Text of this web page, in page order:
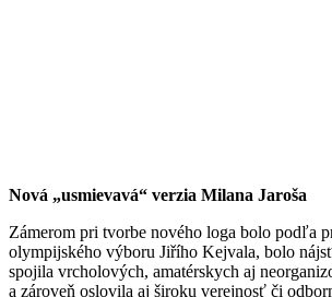
Nová „usmievavá“ verzia Milana Jaroša
Zámerom pri tvorbe nového loga bolo podľa
olympijského výboru Jiřího Kejvala, bolo
spojila vrcholových, amatérskych aj
a zároveň oslovila aj široku verejnosť či